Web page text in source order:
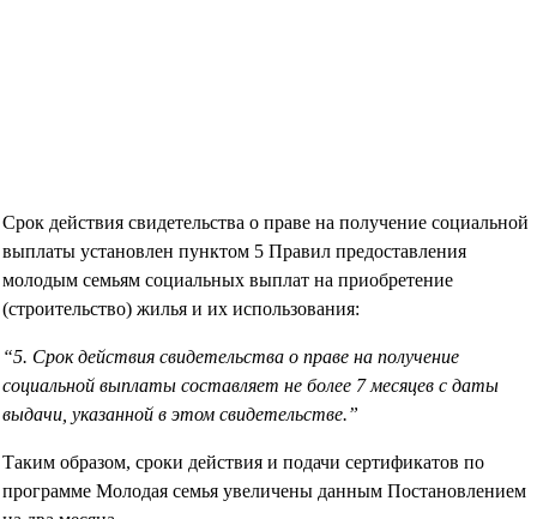
Срок действия свидетельства о праве на получение социальной
выплаты установлен пунктом 5 Правил предоставления
молодым семьям социальных выплат на приобретение
(строительство) жилья и их использования:
“5. Срок действия свидетельства о праве на получение
социальной выплаты составляет не более 7 месяцев с даты
выдачи, указанной в этом свидетельстве.”
Таким образом, сроки действия и подачи сертификатов по
программе Молодая семья увеличены данным Постановлением